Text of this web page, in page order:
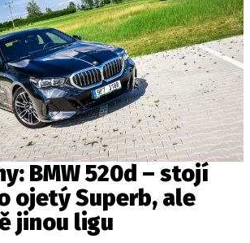
BMW 520d – stojí
ojetý Superb, ale
jinou ligu